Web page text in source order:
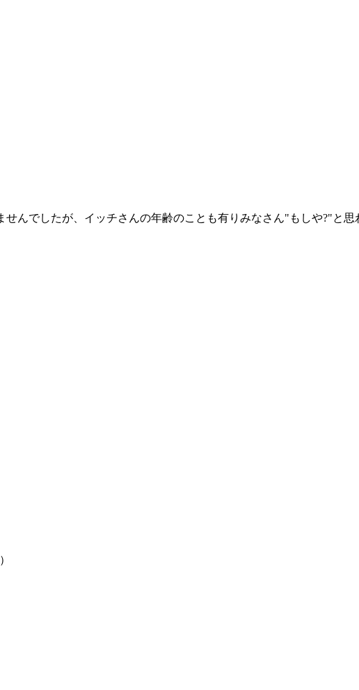
んでしたが、イッチさんの年齢のことも有りみなさん"もしや?"と思